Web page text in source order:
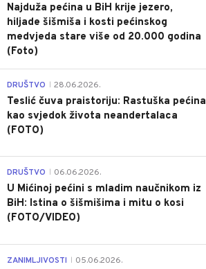
Najduža pećina u BiH krije jezero,
hiljade šišmiša i kosti pećinskog
medvjeda stare više od 20.000 godina
(Foto)
DRUŠTVO 28.06.2026.
Teslić čuva praistoriju: Rastuška pećina
kao svjedok života neandertalaca
(FOTO)
DRUŠTVO 06.06.2026.
U Mićinoj pećini s mladim naučnikom iz
BiH: Istina o šišmišima i mitu o kosi
(FOTO/VIDEO)
ZANIMLJIVOSTI 05.06.2026.